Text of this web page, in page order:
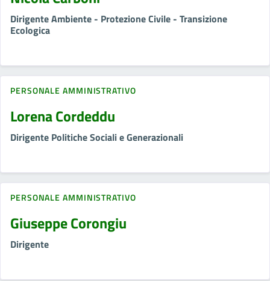
Dirigente Ambiente - Protezione Civile - Transizione
Ecologica
PERSONALE AMMINISTRATIVO
Lorena Cordeddu
Dirigente Politiche Sociali e Generazionali
PERSONALE AMMINISTRATIVO
Giuseppe Corongiu
Dirigente